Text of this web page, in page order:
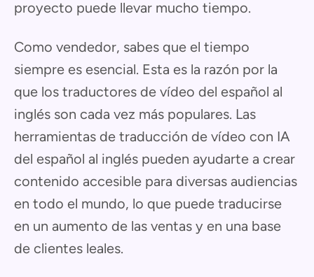
proyecto puede llevar mucho tiempo.
Como vendedor, sabes que el tiempo
siempre es esencial. Esta es la razón por la
que los traductores de vídeo del español al
inglés son cada vez más populares. Las
herramientas de traducción de vídeo con IA
del español al inglés pueden ayudarte a crear
contenido accesible para diversas audiencias
en todo el mundo, lo que puede traducirse
en un aumento de las ventas y en una base
de clientes leales.